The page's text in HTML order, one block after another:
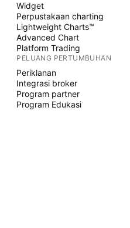
Widget
Perpustakaan charting
Lightweight Charts™
Advanced Chart
Platform Trading
PELUANG PERTUMBUHAN
Periklanan
Integrasi broker
Program partner
Program Edukasi